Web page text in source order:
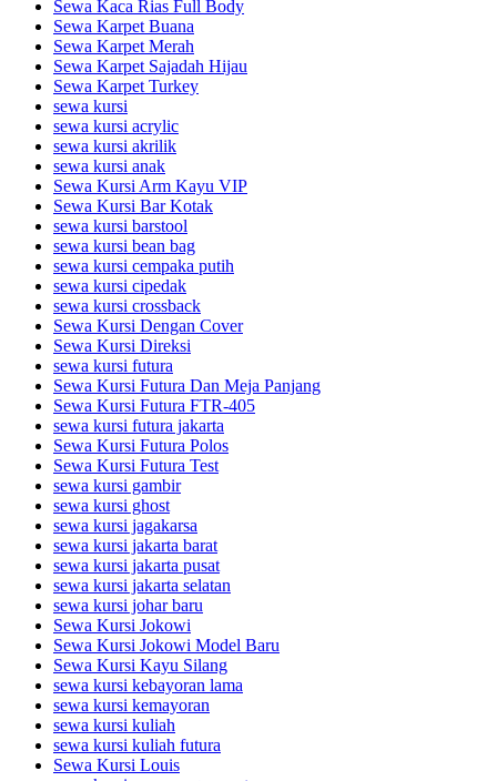
Sewa Kaca Rias Full Body
Sewa Karpet Buana
Sewa Karpet Merah
Sewa Karpet Sajadah Hijau
Sewa Karpet Turkey
sewa kursi
sewa kursi acrylic
sewa kursi akrilik
sewa kursi anak
Sewa Kursi Arm Kayu VIP
Sewa Kursi Bar Kotak
sewa kursi barstool
sewa kursi bean bag
sewa kursi cempaka putih
sewa kursi cipedak
sewa kursi crossback
Sewa Kursi Dengan Cover
Sewa Kursi Direksi
sewa kursi futura
Sewa Kursi Futura Dan Meja Panjang
Sewa Kursi Futura FTR-405
sewa kursi futura jakarta
Sewa Kursi Futura Polos
Sewa Kursi Futura Test
sewa kursi gambir
sewa kursi ghost
sewa kursi jagakarsa
sewa kursi jakarta barat
sewa kursi jakarta pusat
sewa kursi jakarta selatan
sewa kursi johar baru
Sewa Kursi Jokowi
Sewa Kursi Jokowi Model Baru
Sewa Kursi Kayu Silang
sewa kursi kebayoran lama
sewa kursi kemayoran
sewa kursi kuliah
sewa kursi kuliah futura
Sewa Kursi Louis